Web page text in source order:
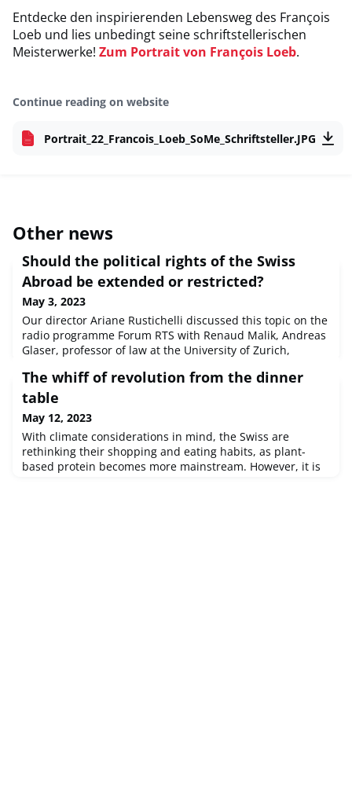
Entdecke den inspirierenden Lebensweg des François
Loeb und lies unbedingt seine schriftstellerischen
Meisterwerke! Zum Portrait von François Loeb.
Continue reading on website
Portrait_22_Francois_Loeb_SoMe_Schriftsteller.JPG
Other news
Should the political rights of the Swiss
Abroad be extended or restricted?
May 3, 2023
Our director Ariane Rustichelli discussed this topic on the
radio programme Forum RTS with Renaud Malik, Andreas
Glaser, professor of law at the University of Zurich,
Sheba Cortie, a Swiss Abroad. Watch the video of the
discussion here (in French).And learn more about
The whiff of revolution from the dinner
table
May 12, 2023
With climate considerations in mind, the Swiss are
rethinking their shopping and eating habits, as plant-
based protein becomes more mainstream. However, it is